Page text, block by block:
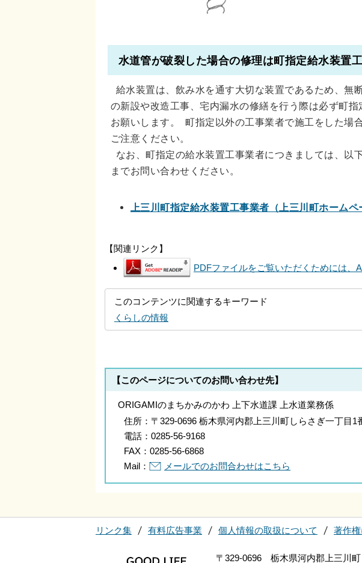
水道管が破裂した場合の修理は町指定給水装置
給水装置は、飲み水を通す大切な装置であるため、無
の新設や改造工事、宅内漏水の修繕を行う際は必ず町
お願いします。 町指定以外の工事業者で施工をした場
ご注意ください。
なお、町指定の給水装置工事業者につきましては、以
までお問い合わせください。
上三川町指定給水装置工事業者（上三川町ホームペ
【関連リンク】
PDFファイルをご覧いただくためには、
このコンテンツに関連するキーワード
くらしの情報
【このページについてのお問い合わせ先】
ORIGAMIのまちかみのかわ 上下水道課 上水道業務係
住所： 〒329-0696 栃木県河内郡上三川町しらさぎ一丁目1
電話： 0285-56-9168
FAX： 0285-56-6868
Mail：
メールでのお問合わせはこちら
リンク集 有料広告事業 個人情報の取扱について 著作
〒329-0696 栃木県河内郡上三川